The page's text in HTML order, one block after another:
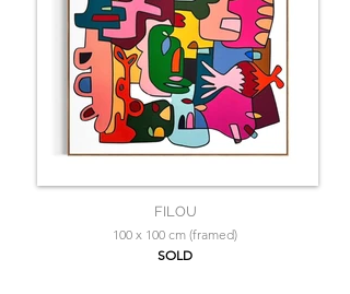
FILOU
100 x 100 cm (framed)
SOLD